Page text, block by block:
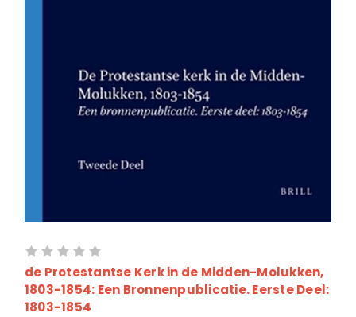
de Protestantse Kerk in de Midden-Molukken,
1803-1854: Een Bronnenpublicatie. Eerste Deel:
1803-1854